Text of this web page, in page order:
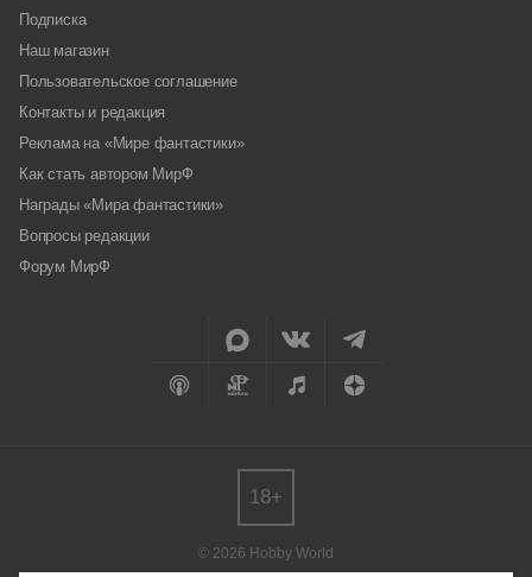
Подписка
Наш магазин
Пользовательское соглашение
Контакты и редакция
Реклама на «Мире фантастики»
Как стать автором МирФ
Награды «Мира фантастики»
Вопросы редакции
Форум МирФ
© 2026 Hobby World
18+